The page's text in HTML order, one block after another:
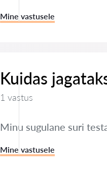
Mine vastusele
Kuidas
1 vastus
Minu sugulane suri
Mine vastusele